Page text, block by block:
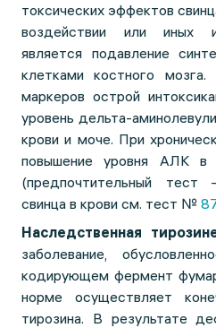
токсических эффектов
воздействии или иных
является подавление
клетками костного
маркеров острой
уровень дельта-
крови и моче. При
повышение уровня АЛК в
(предпочтительный тест
свинца в крови см. тест №
Наследственная
заболевание,
кодирующем фермент
норме осуществляет
тирозина. В результате